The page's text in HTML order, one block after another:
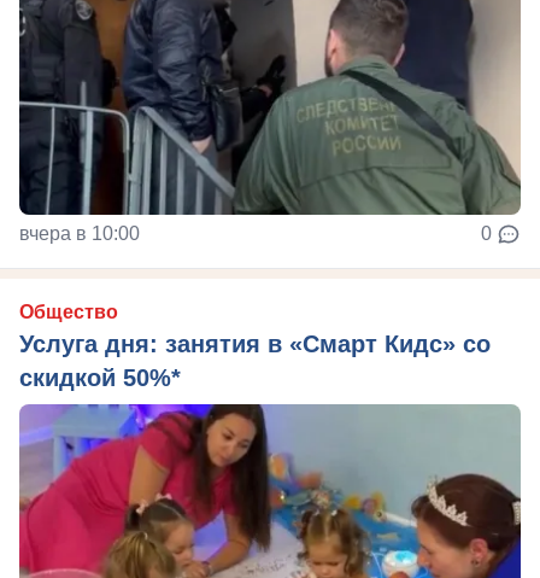
вчера в 10:00 0
Общество
Услуга дня: занятия в «Смарт Кидс» со
скидкой 50%*